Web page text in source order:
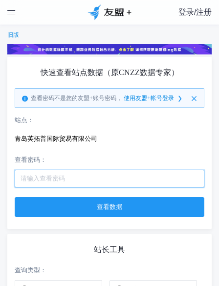
 登录/注册
旧版
快速查看站点数据（原CNZZ数据专家）
查看密码不是您的友盟+账号密码， 使用友盟+帐号登录
站点：
青岛英拓普国际贸易有限公司
查看密码：
站长工具
查询类型：